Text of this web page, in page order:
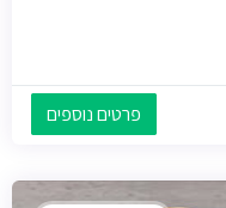
פרטים נוספים